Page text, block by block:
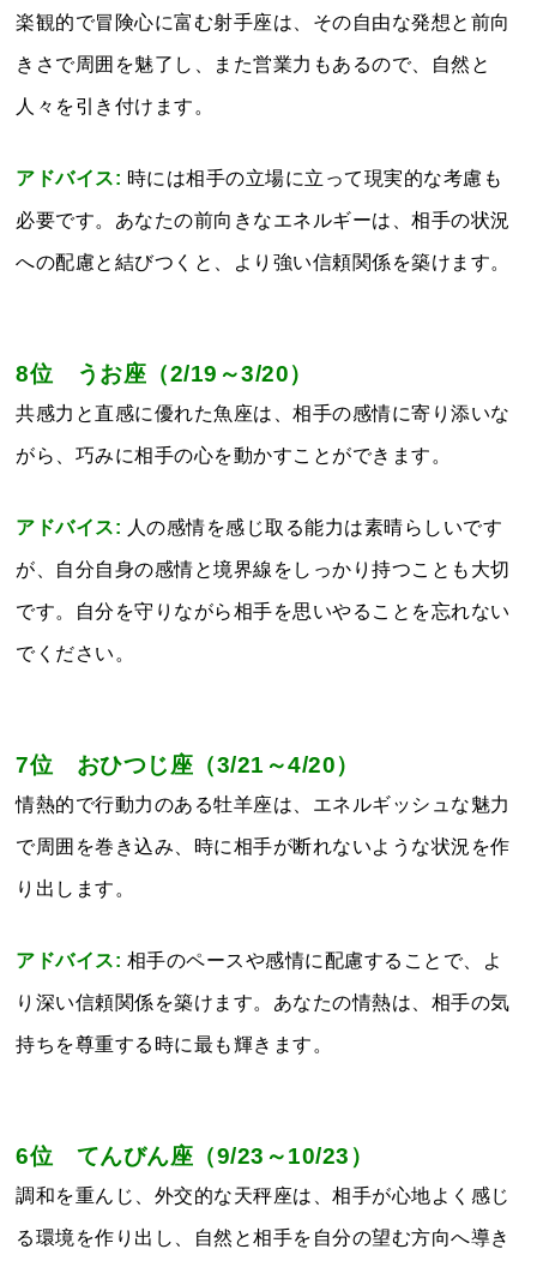
楽観的で冒険心に富む射手座は、その自由な発想と前向
きさで周囲を魅了し、また営業力もあるので、自然と
人々を引き付けます。
アドバイス: 時には相手の立場に立って現実的な考慮も
必要です。あなたの前向きなエネルギーは、相手の状況
への配慮と結びつくと、より強い信頼関係を築けます。
8位 うお座（2/19～3/20）
共感力と直感に優れた魚座は、相手の感情に寄り添いな
がら、巧みに相手の心を動かすことができます。
アドバイス: 人の感情を感じ取る能力は素晴らしいです
が、自分自身の感情と境界線をしっかり持つことも大切
です。自分を守りながら相手を思いやることを忘れない
でください。
7位 おひつじ座（3/21～4/20）
情熱的で行動力のある牡羊座は、エネルギッシュな魅力
で周囲を巻き込み、時に相手が断れないような状況を作
り出します。
アドバイス: 相手のペースや感情に配慮することで、よ
り深い信頼関係を築けます。あなたの情熱は、相手の気
持ちを尊重する時に最も輝きます。
6位 てんびん座（9/23～10/23）
調和を重んじ、外交的な天秤座は、相手が心地よく感じ
る環境を作り出し、自然と相手を自分の望む方向へ導き